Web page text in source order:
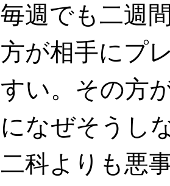
毎週でも二週
方が相手にプ
すい。その方
になぜそうし
二科よりも悪